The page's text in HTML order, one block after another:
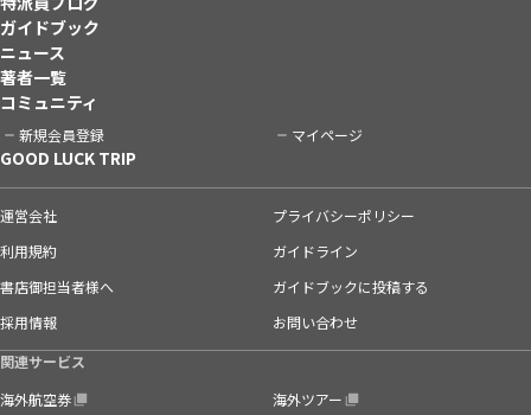
ガイドブック
ニュース
著者一覧
コミュニティ
新規会員登録 マイページ
GOOD LUCK TRIP
運営会社
プライバシーポリシー
利用規約
ガイドライン
書店御担当者様へ
ガイドブックに投稿する
採用情報
お問い合わせ
関連サービス
海外航空券
海外ツアー